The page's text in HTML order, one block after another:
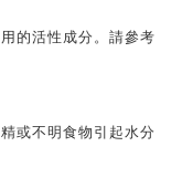
的活性成分。請參考
或不明食物引起水分